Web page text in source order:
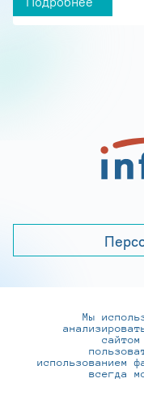
+7 (495)
127273, г.
Мы
использованием
всегда